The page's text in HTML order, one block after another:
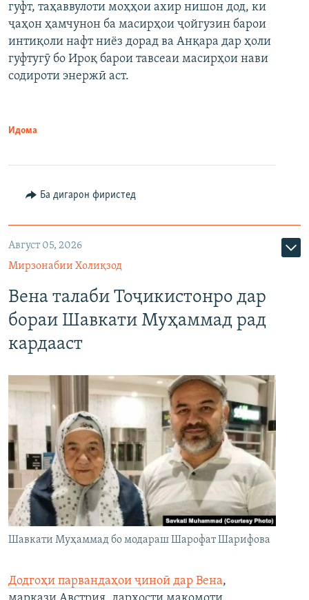
гуфт, таҳаввулоти моҳҳои ахир нишон дод, ки
ҷаҳон ҳамчунон ба масирҳои ҷойгузин барои
интиқоли нафт ниёз дорад ва Анқара дар ҳоли
гуфтугӯ бо Ироқ барои тавсеаи масирҳои нави
содироти энержӣ аст.
Идома
Ба дигарон фиристед
Август 05, 2026
Мирзонабии Холиқзод
Вена талаби Тоҷикистонро дар
бораи Шавкати Муҳаммад рад
кардааст
Шавкати Муҳаммад бо модараш Шарофат Шарифова
Додгоҳи парвандаҳои ҷиноӣ дар Вена,